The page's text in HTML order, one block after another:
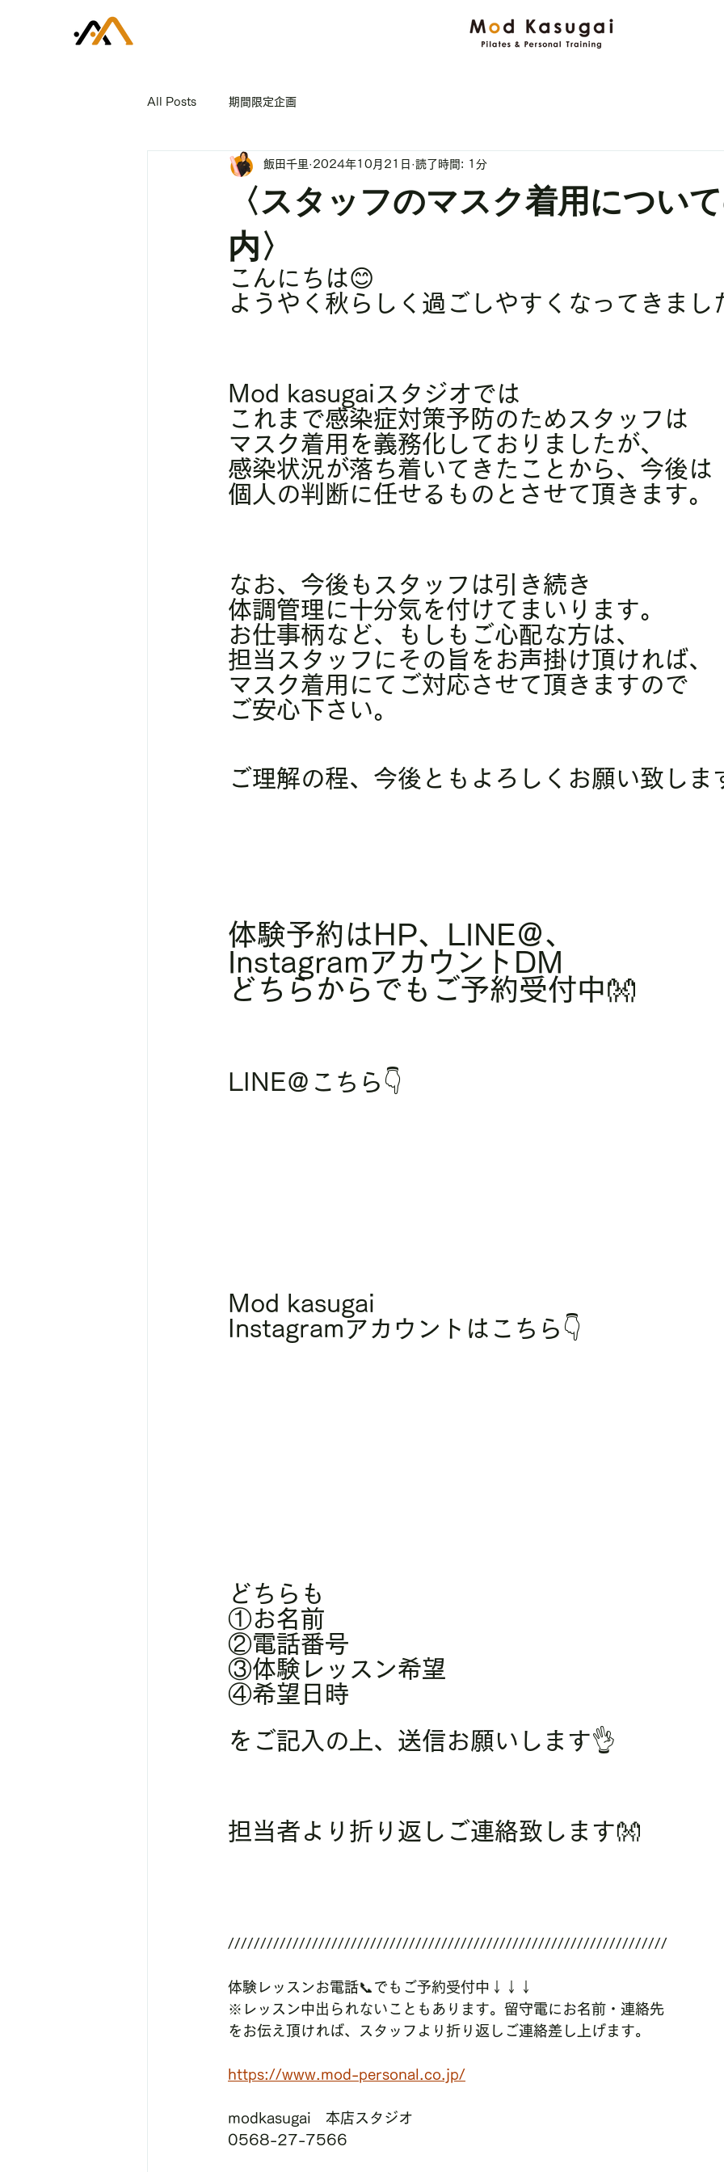
All Posts 期間限定企画
〈スタッフのマスク着用につい
内〉
飯田千里 2024年10月21日 読了時間: 1分
こんにちは😊
ようやく秋らしく過ごしやすくなってきまし
Mod kasugaiスタジオでは
これまで感染症対策予防のためスタッフは
マスク着用を義務化しておりましたが、
感染状況が落ち着いてきたことから、今後は
個人の判断に任せるものとさせて頂きます。
なお、今後もスタッフは引き続き
体調管理に十分気を付けてまいります。
お仕事柄など、もしもご心配な方は、
担当スタッフにその旨をお声掛け頂ければ、
マスク着用にてご対応させて頂きますので
ご安心下さい。
ご理解の程、今後ともよろしくお願い致しま
体験予約はHP、LINE＠、
InstagramアカウントDM
どちらからでもご予約受付中👐
LINE＠こちら👇
Mod kasugai
Instagramアカウントはこちら👇
どちらも
①お名前
②電話番号
③体験レッスン希望
④希望日時
をご記入の上、送信お願いします👌
担当者より折り返しご連絡致します👐
////////////////////////////////////////////////////////////////////
体験レッスンお電話📞でもご予約受付中↓↓↓
※レッスン中出られないこともあります。留守電にお名前・連絡先
をお伝え頂ければ、スタッフより折り返しご連絡差し上げます。
https://www.mod-personal.co.jp/
modkasugai　本店スタジオ
0568-27-7566